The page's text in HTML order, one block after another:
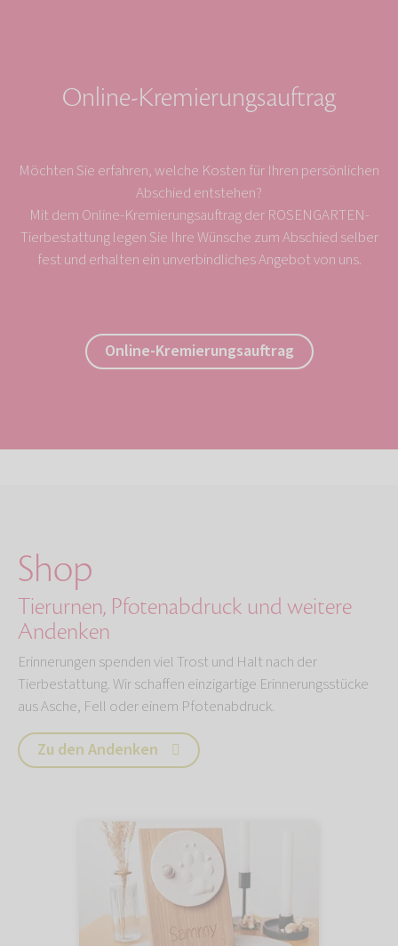
Online-Kremierungsauftrag
Möchten Sie erfahren, welche Kosten für Ihren persönlichen
Abschied entstehen?
Mit dem Online-Kremierungsauftrag der ROSENGARTEN-
Tierbestattung legen Sie Ihre Wünsche zum Abschied selber
fest und erhalten ein unverbindliches Angebot von uns.
Online-Kremierungsauftrag
Shop
Tierurnen, Pfotenabdruck und weitere
Andenken
Erinnerungen spenden viel Trost und Halt nach der
Tierbestattung. Wir schaffen einzigartige Erinnerungsstücke
aus Asche, Fell oder einem Pfotenabdruck.
Zu den Andenken